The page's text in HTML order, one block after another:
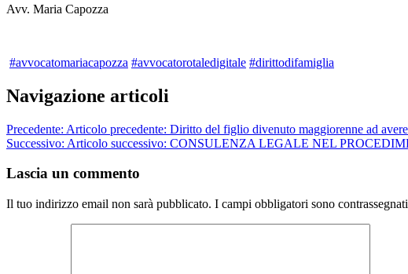
Avv. Maria Capozza
#avvocatomariacapozza #avvocatorotaledigitale #dirittodifamiglia
Navigazione articoli
Precedente: Articolo precedente: Diritto del figlio divenuto maggiorenne ad
Successivo: Articolo successivo: CONSULENZA LEGALE NEL
Lascia un commento
Il tuo indirizzo email non sarà pubblicato. I campi obbligatori sono contrassegnati